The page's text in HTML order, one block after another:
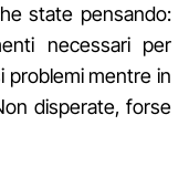
state pensando:
necessari per
problemi mentre in
disperate, forse